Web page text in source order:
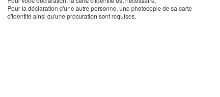
Pour la déclaration d'une autre personne, une photocopie de sa carte
d'identité ainsi qu'une procuration sont requises.